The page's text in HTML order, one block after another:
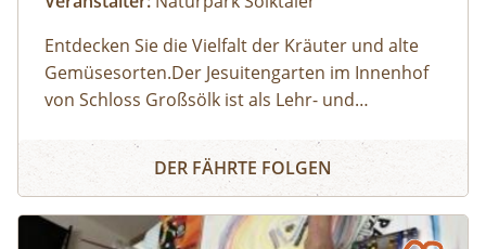
Entdecken Sie die Vielfalt der Kräuter und alte
Gemüsesorten.Der Jesuitengarten im Innenhof
von Schloss Großsölk ist als Lehr- und
gedeihen hier viele Heil- und Gewürzkräuter
sowie neue und alte, in Vergessenheit geratene
der Kräuterführung mit Martha teilnehmen,
Entdecke die Wunderwelt der Kräuter
DER FÄHRTE FOLGEN